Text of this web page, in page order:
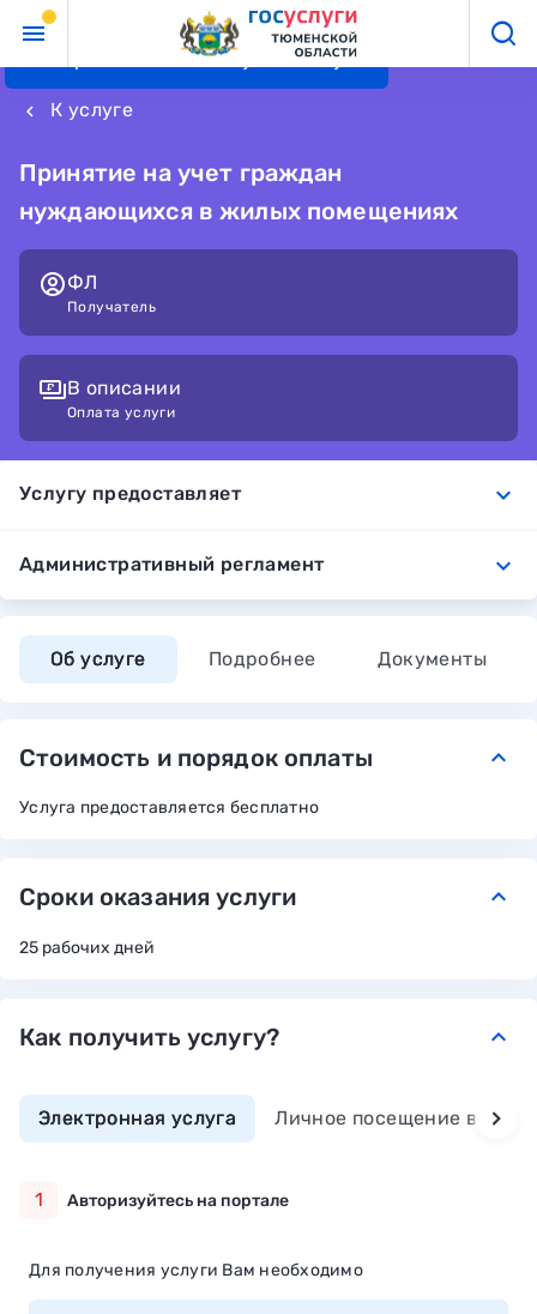
Перейти к основному контенту
keyboard_arrow_left К услуге
Принятие на учет граждан
нуждающихся в жилых помещениях
ФЛ
Получатель
В описании
Оплата услуги
Услугу предоставляет expand_more
Административный регламент expand_more
Об услуге Подробнее Документы
Стоимость и порядок оплаты keyboard_arrow_down
Услуга предоставляется бесплатно
Сроки оказания услуги keyboard_arrow_down
25 рабочих дней
Как получить услугу? keyboard_arrow_down
Электронная услуга Личное посещение
1 Авторизуйтесь на портале
Для получения услуги Вам необходимо